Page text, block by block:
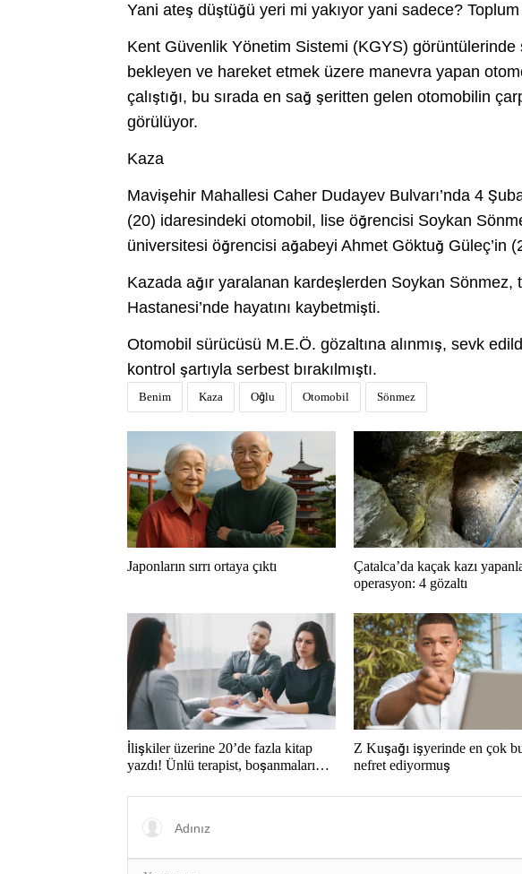
Yani ateş düştüğü yeri mi yakıyor yani sadece?
Kent Güvenlik Yönetim Sistemi (KGYS) görüntülerinde
bekleyen ve hareket etmek üzere manevra yapan
çalıştığı, bu sırada en sağ şeritten gelen otomobilin
görülüyor.
Kaza
Mavişehir Mahallesi Caher Dudayev Bulvarı’nda 4
(20) idaresindeki otomobil, lise öğrencisi Soykan
üniversitesi öğrencisi ağabeyi Ahmet Göktuğ Güleç’in
Kazada ağır yaralanan kardeşlerden Soykan Sönmez,
Hastanesi’nde hayatını kaybetmişti.
Otomobil sürücüsü M.E.Ö. gözaltına alınmış, sevk
kontrol şartıyla serbest bırakılmıştı.
Benim Kaza Oğlu Otomobil Sönmez
Japonların sırrı ortaya çıktı
Çatalca’da kaçak kazı
operasyon: 4 gözaltı
İlişkiler üzerine 20’de fazla kitap
yazdı! Ünlü terapist, boşanmaların
Z Kuşağı işyerinde en çok
nefret ediyormuş